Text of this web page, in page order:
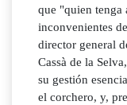
que "quien tenga
inconvenientes
director general
Cassà de la
su gestión
el corchero, y,